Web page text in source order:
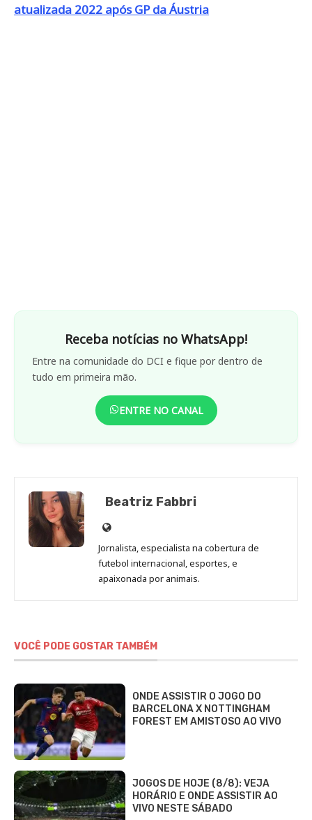
atualizada 2022 após GP da Áustria
Receba notícias no WhatsApp!
Entre na comunidade do DCI e fique por dentro de
tudo em primeira mão.
ENTRE NO CANAL
Beatriz Fabbri
Site
de
Beatriz
Fabbri
Jornalista, especialista na cobertura de
futebol internacional, esportes, e
apaixonada por animais.
VOCÊ PODE GOSTAR TAMBÉM
ONDE ASSISTIR O JOGO DO
BARCELONA X NOTTINGHAM
FOREST EM AMISTOSO AO VIVO
JOGOS DE HOJE (8/8): VEJA
HORÁRIO E ONDE ASSISTIR AO
VIVO NESTE SÁBADO